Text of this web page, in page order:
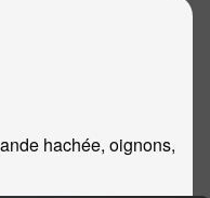
hachée, oignons,